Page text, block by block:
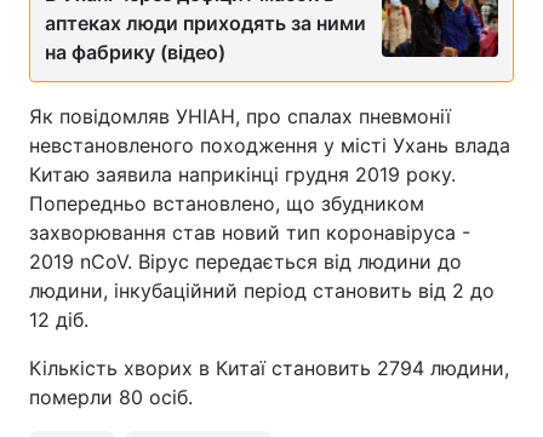
Тема оформлення
аптеках люди приходять за ними
на фабрику (відео)
Як повідомляв УНІАН, про спалах пневмонії
невстановленого походження у місті Ухань влада
Китаю заявила наприкінці грудня 2019 року.
Попередньо встановлено, що збудником
захворювання став новий тип коронавіруса -
2019 nCoV. Вірус передається від людини до
людини, інкубаційний період становить від 2 до
12 діб.
Кількість хворих в Китаї становить 2794 людини,
померли 80 осіб.